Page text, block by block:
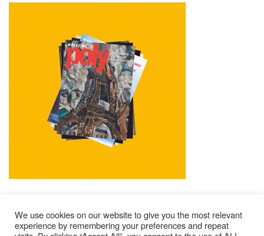
We use cookies on our website to give you the most relevant
experience by remembering your preferences and repeat